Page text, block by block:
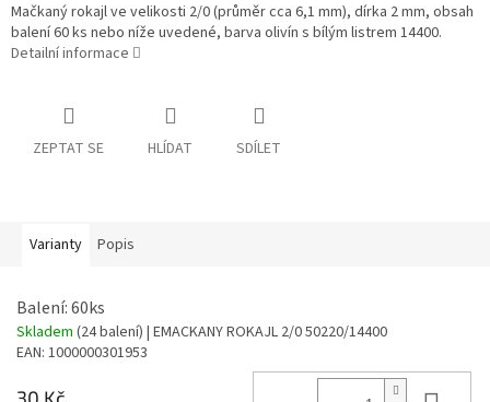
Mačkaný rokajl ve velikosti 2/0 (průměr cca 6,1 mm), dírka 2 mm, obsah
balení 60 ks nebo níže uvedené, barva olivín s bílým listrem 14400.
Detailní informace
ZEPTAT SE HLÍDAT SDÍLET
Varianty Popis
Balení: 60ks
Skladem (24 balení) | EMACKANY ROKAJL 2/0 50220/14400
EAN: 1000000301953